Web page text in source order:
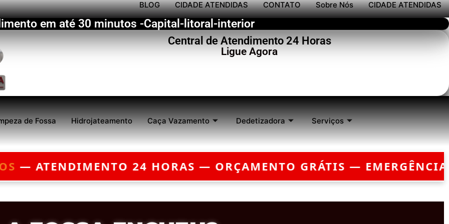
BLOG CIDADE ATENDIDAS CONTATO Sobre Nós CIDADE ATENDIDAS
em até 30 minutos -Capital-litoral-interior
Central de Atendimento 24 Horas
Ligue Agora
de Fossa Hidrojateamento Caça Vazamento Dedetizadora Serviços
GRÁTIS — EMERGÊNCIA?CHEGAMOS EM ATÉ 30 MINUTOS